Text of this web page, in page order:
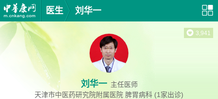
医生 刘华一
刘华一 主任医师
天津市中医药研究院附属医院 脾胃病科 (1家出诊)
3,941